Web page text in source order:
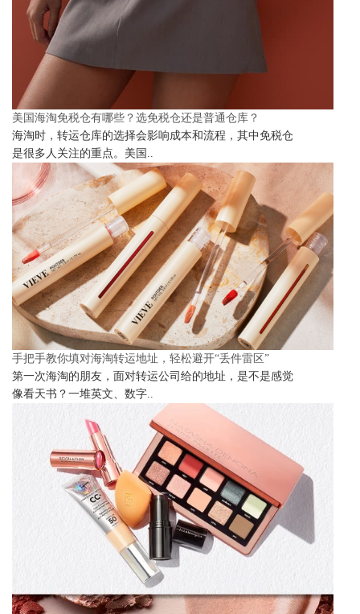
美国海淘免税仓有哪些？选免税仓还是普通仓库？
海淘时，转运仓库的选择会影响成本和流程，其中免税仓
是很多人关注的重点。美国..
手把手教你填对海淘转运地址，轻松避开“丢件雷区”
第一次海淘的朋友，面对转运公司给的地址，是不是感觉
像看天书？一堆英文、数字..